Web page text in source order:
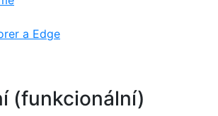
a Edge
(funkcionální)